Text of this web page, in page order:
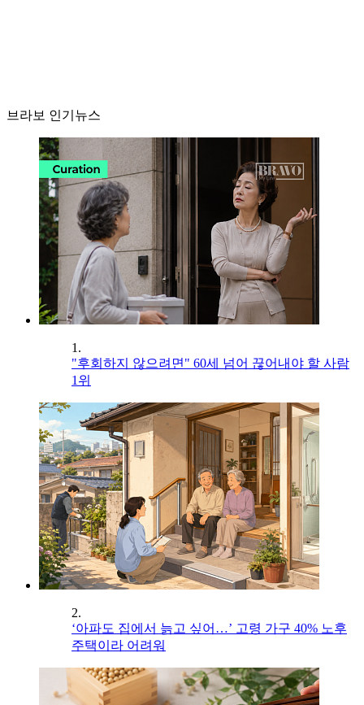
브라보 인기뉴스
1.
"후회하지 않으려면" 60세 넘어 끊어내야 할 사람
1위
2.
‘아파도 집에서 늙고 싶어…’ 고령 가구 40% 노후
주택이라 어려워